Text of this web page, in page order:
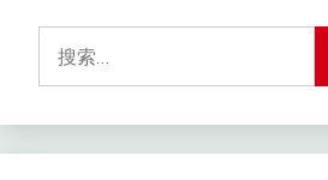
航
索：